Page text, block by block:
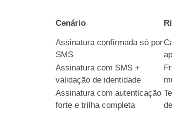
Cenário
Assinatura confirmada só por
SMS
Assinatura com SMS +
validação de identidade
Assinatura com autenticação
forte e trilha completa